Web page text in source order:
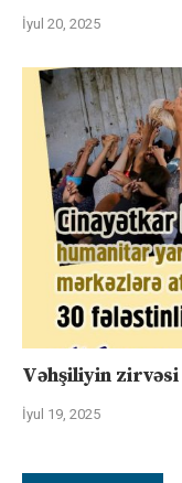
İyul 20, 2025
Vəhşiliyin zirvəsi
İyul 19, 2025